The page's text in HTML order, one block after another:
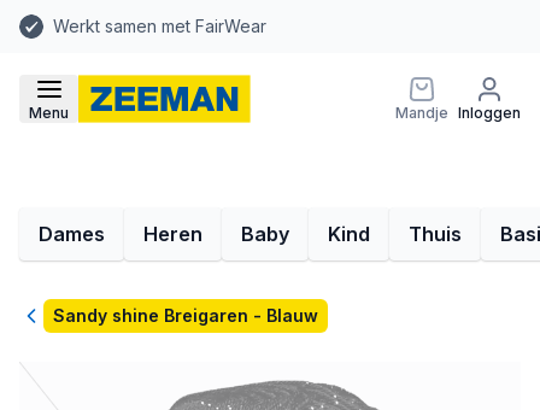
Werkt samen met FairWear
Menu Mandje Inloggen
Dames Heren Baby Kind Thuis
TerugSandy shine Breigaren - Blauw